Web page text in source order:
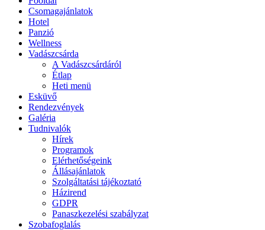
Csomagajánlatok
Hotel
Panzió
Wellness
Vadászcsárda
A Vadászcsárdáról
Étlap
Heti menü
Esküvő
Rendezvények
Galéria
Tudnivalók
Hírek
Programok
Elérhetőségeink
Állásajánlatok
Szolgáltatási tájékoztató
Házirend
GDPR
Panaszkezelési szabályzat
Szobafoglalás